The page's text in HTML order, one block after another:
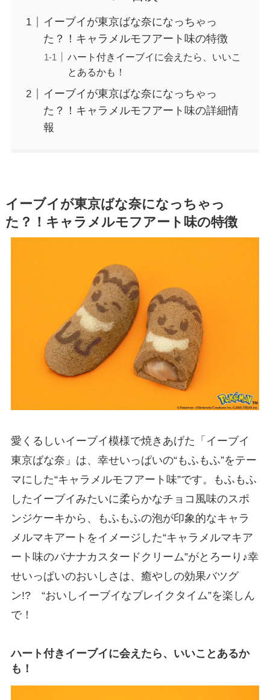
イーブイが東京ばな奈になっちゃっ
た？！キャラメルモフアート味の特徴
ハート付きイーブイに会えたら、いいこ
とあるかも！
イーブイが東京ばな奈になっちゃっ
た？！キャラメルモフアート味の詳細情
報
イーブイが東京ばな奈になっちゃっ
た？！キャラメルモフアート味の特徴
愛くるしいイーブイ模様で焼きあげた「イーブイ
東京ばな奈」は、幸せいっぱいの“もふもふ”をテー
マにした“キャラメルモフアート味”です。もふもふ
したイーブイみたいに柔らかなチョコ風味のスポ
ンジケーキから、もふもふの泡が印象的なキャラ
メルマキアートをイメージした“キャラメルマキア
ート味のバナナカスタードクリーム”がとろーり♪幸
せいっぱいのおいしさは、癒やしの効果バツグ
ン!? “おいしイーブイなブレイクタイム”を楽しん
で！
ハート付きイーブイに会えたら、いいことあるか
も！